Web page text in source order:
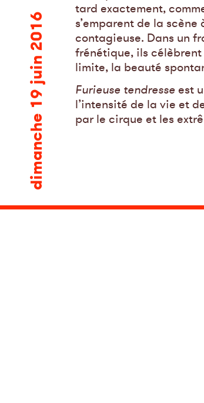
dimanche 19 juin 2016
tard exactement,
s’emparent de la
contagieuse. Dans un
frénétique, ils
limite, la beauté
Furieuse tendresse est
l’intensité de la vie et
par le cirque et les